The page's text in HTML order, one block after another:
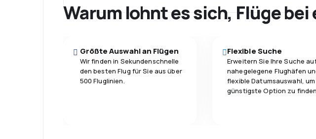
Warum lohnt es sich, Flüge bei
Größte Auswahl an Flügen
Wir finden in Sekundenschnelle
den besten Flug für Sie aus über
500 Fluglinien.
Flexible Suche
Erweitern Sie Ihre Suche
nahegelegene Flughäfen
flexible Datumsauswahl,
günstigste Option zu